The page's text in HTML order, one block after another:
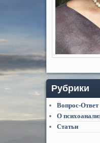
Рубрики
Вопрос-Ответ
О
Статьи